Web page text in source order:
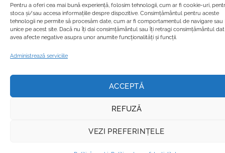
Pentru a oferi cea mai bună experiență, folosim tehnologii, cum ar fi cookie-uri,
stoca și/sau accesa informațiile despre dispozitive. Consimțământul pentru aceste
tehnologii ne permite să procesăm date, cum ar fi comportamentul de navigare sau
unice pe acest site. Dacă nu îți dai consimțământul sau îți retragi consimțământul
avea afecte negative asupra unor anumite funcționalități și funcții.
Administrează serviciile
ACCEPTĂ
REFUZĂ
VEZI PREFERINȚELE